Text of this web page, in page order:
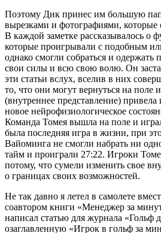
Поэтому Дик принес им большую
вырезками и фотографиями, которые
В каждой заметке рассказывалось о
которые проигрывали с подобным
однако смогли собраться и одержать
свои силы и всю свою волю. Он
эти статьи вслух, вселив в них
то, что они могут вернуться на поле
(внутреннее представление)
новое нейрофизиологическое
Команда Томея вышла на поле и
была последняя игра в жизни, при
Вайоминга не смогли набрать ни
тайм и проиграли 27:22. Игроки
потому, что сумели изменить свое
о границах своих возможностей.
Не так давно я летел в самолете
соавтором книги «Менеджер за
написал статью для журнала «Гольф
озаглавленную «Игрок в гольф за